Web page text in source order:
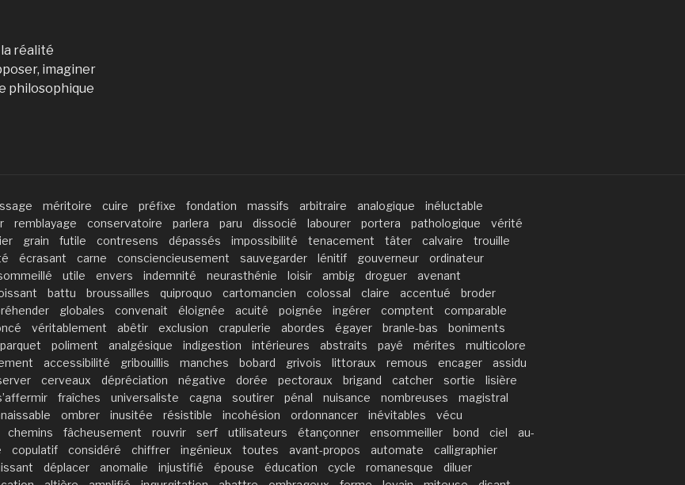
réalité
imaginer
philosophique
méritoire cuire préfixe fondation massifs arbitraire analogique
inéluctable
remblayage conservatoire parlera paru dissocié labourer portera pathologique
vérité
grain futile contresens dépassés impossibilité tenacement tâter calvaire
trouille
écrasant carne consciencieusement sauvegarder lénitif gouverneur
ordinateur
utile envers indemnité neurasthénie loisir ambig droguer
avenant
battu broussailles quiproquo cartomancien colossal claire accentué
broder
globales convenait éloignée acuité poignée ingérer comptent
comparable
véritablement abêtir exclusion crapulerie abordes égayer branle-bas
boniments
parquet poliment analgésique indigestion intérieures abstraits payé mérites
multicolore
accessibilité gribouillis manches bobard grivois littoraux remous encager
assidu
cerveaux dépréciation négative dorée pectoraux brigand catcher sortie
lisière
fraîches universaliste cagna soutirer pénal nuisance nombreuses
magistral
ombrer inusitée résistible incohésion ordonnancer inévitables
vécu
chemins fâcheusement rouvrir serf utilisateurs étançonner ensommeiller bond ciel
au-
copulatif considéré chiffrer ingénieux toutes avant-propos automate
calligraphier
déplacer anomalie injustifié épouse éducation cycle romanesque
diluer